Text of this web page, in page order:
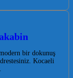
bir dokunuş
Kocaeli